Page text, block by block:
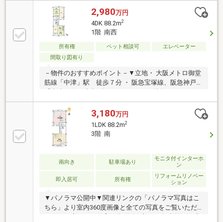
暮らせるメゾネットの物件●大切なペットと暮らせる
住まい(^^♪●アフターサービス保証のお部屋●パントリ
ー付きの家事ラク叶う設備充実キッチン■ちょっと見
学してみたいだけと言う方も是非お問合せ下さい◎当
社ではネットで他社様が広告している物件も同時に紹
介・内覧可能です!その際は、ご希望の物件名と価格を
求、気軽にお問合せ下さい
2,980万円
4DK 88.2m2
1階 南西
所有権 ペット相談可
エレベーター
間取り図有り
－物件のおすすめポイント－▼立地・ 大阪メトロ御堂
筋線「中津」駅 徒歩７分 ・ 阪急宝塚線、阪急神戸線
育可（規約による制限有）▼お部屋の特徴・ 専有面積
８８.２０平米、４ＤＫの間取り ・ メゾネットタイ
プ のお部屋（１.２階部分）▼周辺環境・ ファミリー
マート中津三丁目店 約390ｍ・ マツモトキヨシ中津
駅前店 約780ｍ・ 大阪中津郵便局 約670ｍ・ 大阪
市立中津小学校 約390ｍ■ ご希望の住まい探しをお手
伝いします ━━━━━・・・物件の詳細・ご相談はお
3,180万円
1LDK 88.2m2
3階 南
南向き 駐車場あり
モニタ付インターホ
ン
即入居可 所有権
リフォームリノベー
ション
▼パノラマ公開中▼関連リンクの「パノラマ写真はこ
ちら」より室内360度画像と全ての写真をご覧いただ